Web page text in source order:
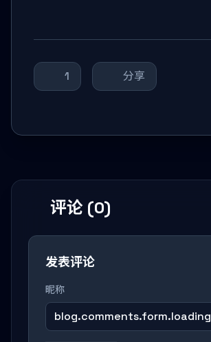
1 分享
评论 (0)
发表评论
昵称
blog.comments.form.loading